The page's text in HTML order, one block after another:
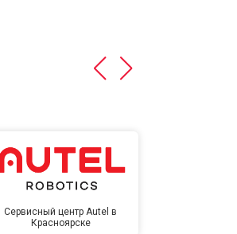
Сервисный центр Autel в
Красноярске